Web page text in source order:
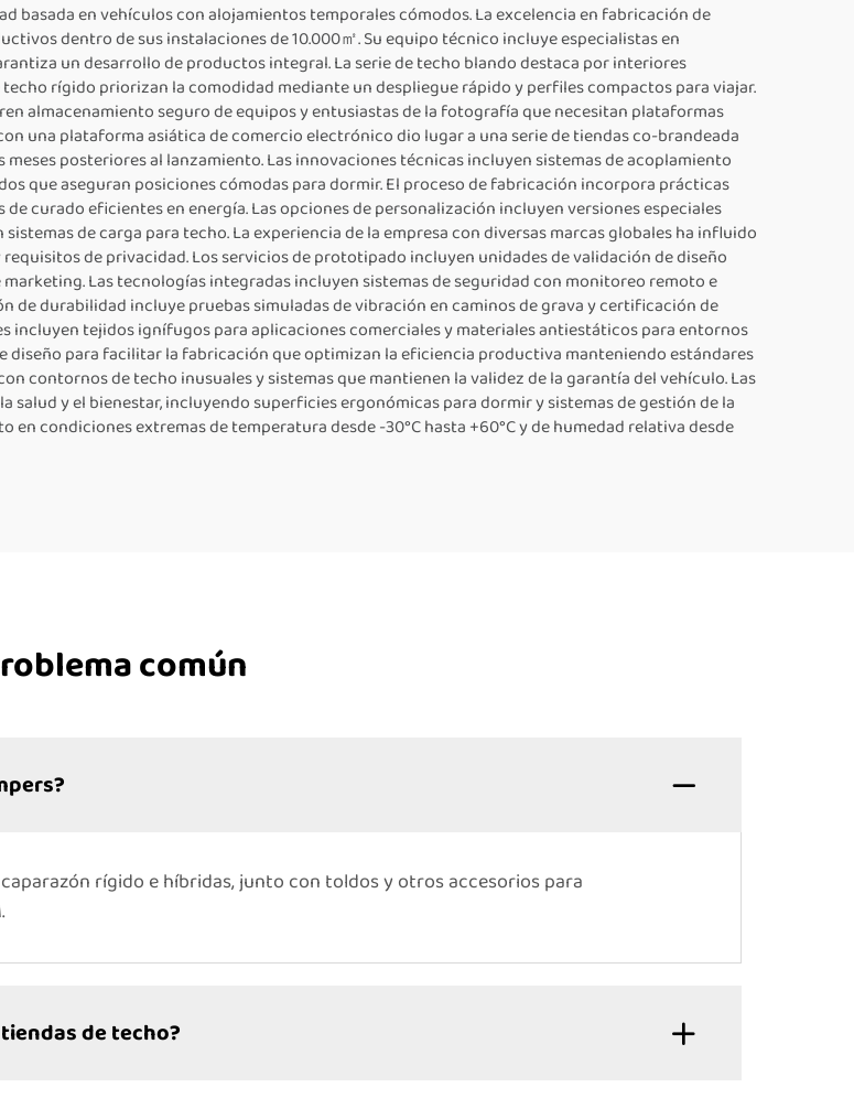
basada en vehículos con alojamientos temporales cómodos. La excelencia en fabricación de
dentro de sus instalaciones de 10.000㎡. Su equipo técnico incluye especialistas en
un desarrollo de productos integral. La serie de techo blando destaca por interiores
rígido priorizan la comodidad mediante un despliegue rápido y perfiles compactos para viajar.
almacenamiento seguro de equipos y entusiastas de la fotografía que necesitan plataformas
una plataforma asiática de comercio electrónico dio lugar a una serie de tiendas co-brandeada
posteriores al lanzamiento. Las innovaciones técnicas incluyen sistemas de acoplamiento
que aseguran posiciones cómodas para dormir. El proceso de fabricación incorpora prácticas
curado eficientes en energía. Las opciones de personalización incluyen versiones especiales
de carga para techo. La experiencia de la empresa con diversas marcas globales ha influido
de privacidad. Los servicios de prototipado incluyen unidades de validación de diseño
Las tecnologías integradas incluyen sistemas de seguridad con monitoreo remoto e
durabilidad incluye pruebas simuladas de vibración en caminos de grava y certificación de
incluyen tejidos ignífugos para aplicaciones comerciales y materiales antiestáticos para entornos
para facilitar la fabricación que optimizan la eficiencia productiva manteniendo estándares
contornos de techo inusuales y sistemas que mantienen la validez de la garantía del vehículo. Las
y el bienestar, incluyendo superficies ergonómicas para dormir y sistemas de gestión de la
condiciones extremas de temperatura desde -30°C hasta +60°C y de humedad relativa desde
común
rígido e híbridas, junto con toldos y otros accesorios para
de techo?